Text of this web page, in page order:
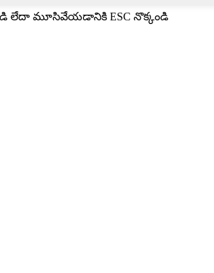
లేదా మూసివేయడానికి ESC నొక్కండి